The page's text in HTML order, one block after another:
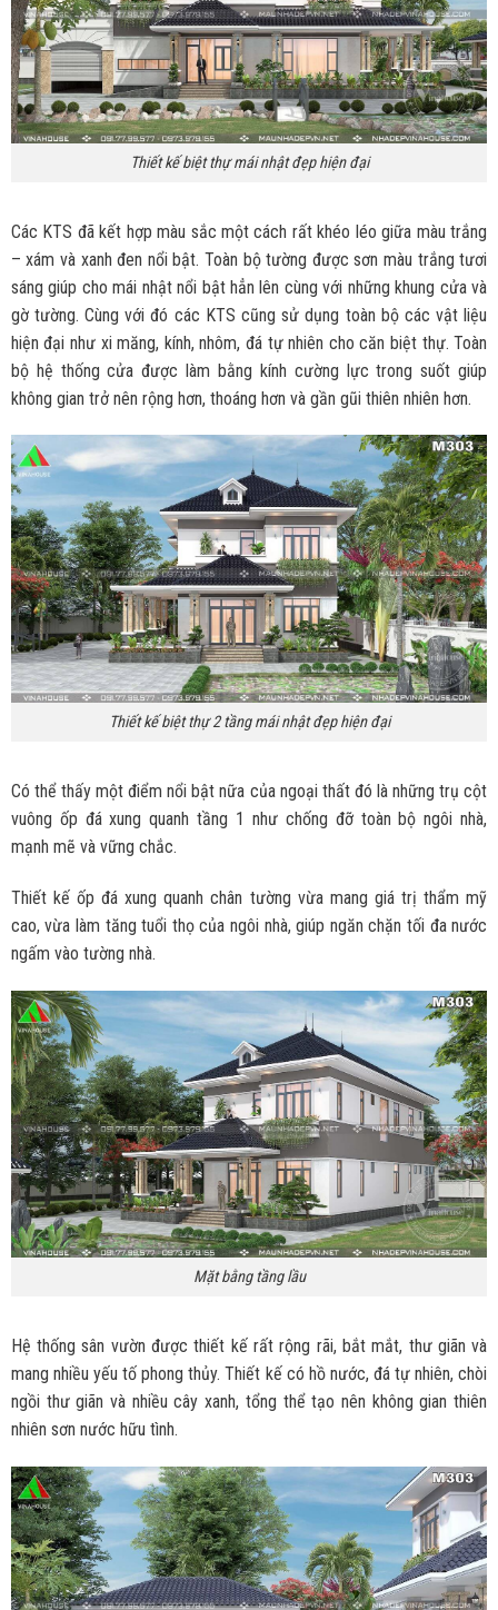
Thiết kế biệt thự mái nhật đẹp hiện đại
Các KTS đã kết hợp màu sắc một cách rất khéo léo giữa màu trắng
– xám và xanh đen nổi bật. Toàn bộ tường được sơn màu trắng tươi
sáng giúp cho mái nhật nổi bật hẳn lên cùng với những khung cửa và
gờ tường. Cùng với đó các KTS cũng sử dụng toàn bộ các vật liệu
hiện đại như xi măng, kính, nhôm, đá tự nhiên cho căn biệt thự. Toàn
bộ hệ thống cửa được làm bằng kính cường lực trong suốt giúp
không gian trở nên rộng hơn, thoáng hơn và gần gũi thiên nhiên hơn.
Thiết kế biệt thự 2 tầng mái nhật đẹp hiện đại
Có thể thấy một điểm nổi bật nữa của ngoại thất đó là những trụ cột
vuông ốp đá xung quanh tầng 1 như chống đỡ toàn bộ ngôi nhà,
mạnh mẽ và vững chắc.
Thiết kế ốp đá xung quanh chân tường vừa mang giá trị thẩm mỹ
cao, vừa làm tăng tuổi thọ của ngôi nhà, giúp ngăn chặn tối đa nước
ngấm vào tường nhà.
Mặt bằng tầng lầu
Hệ thống sân vườn được thiết kế rất rộng rãi, bắt mắt, thư giãn và
mang nhiều yếu tố phong thủy. Thiết kế có hồ nước, đá tự nhiên, chòi
ngồi thư giãn và nhiều cây xanh, tổng thể tạo nên không gian thiên
nhiên sơn nước hữu tình.